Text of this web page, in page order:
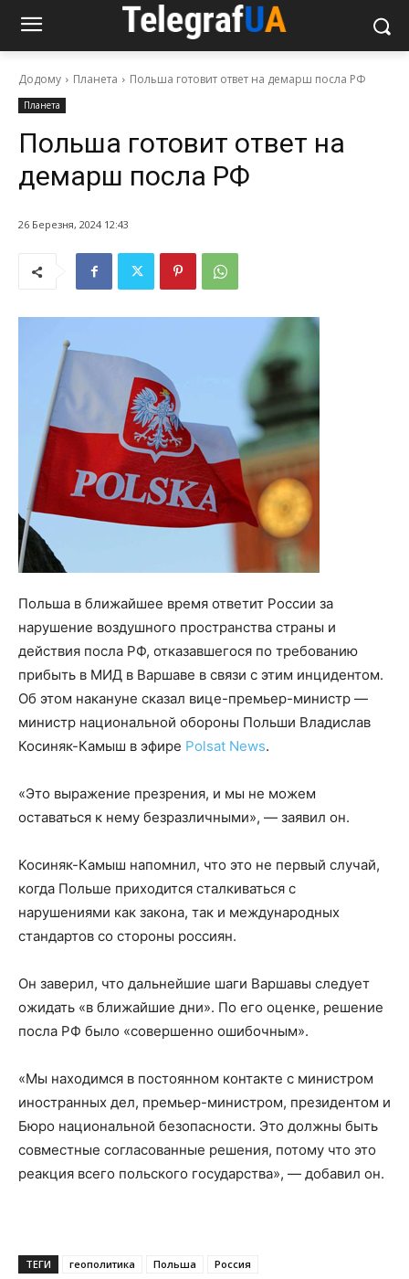
Додому Планета Польша готовит ответ на демарш посла РФ
Планета
Польша готовит ответ на
демарш посла РФ
26 Березня, 2024 12:43
Польша в ближайшее время ответит России за
нарушение воздушного пространства страны и
действия посла РФ, отказавшегося по требованию
прибыть в МИД в Варшаве в связи с этим инцидентом.
Об этом накануне сказал вице-премьер-министр —
министр национальной обороны Польши Владислав
Косиняк-Камыш в эфире Polsat News.
«Это выражение презрения, и мы не можем
оставаться к нему безразличными», — заявил он.
Косиняк-Камыш напомнил, что это не первый случай,
когда Польше приходится сталкиваться с
нарушениями как закона, так и международных
стандартов со стороны россиян.
Он заверил, что дальнейшие шаги Варшавы следует
ожидать «в ближайшие дни». По его оценке, решение
посла РФ было «совершенно ошибочным».
«Мы находимся в постоянном контакте с министром
иностранных дел, премьер-министром, президентом и
Бюро национальной безопасности. Это должны быть
совместные согласованные решения, потому что это
реакция всего польского государства», — добавил он.
ТЕГИ геополитика Польша Россия